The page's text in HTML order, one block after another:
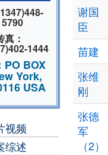
5790
真：
1444
PO BOX
York,
USA
视频
综述
谢国
臣
苗建
张维
刚
张德
军
（2）